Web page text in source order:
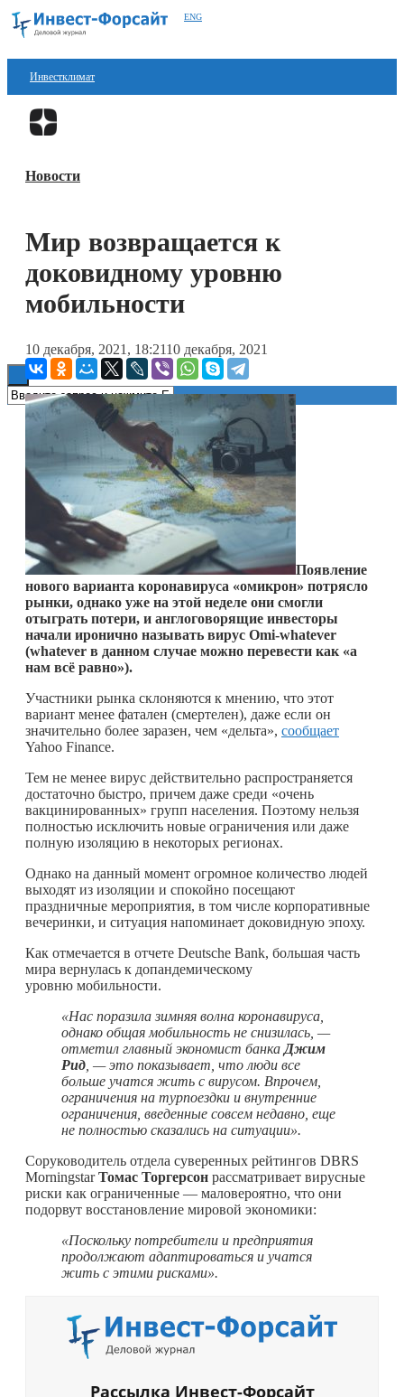
ENG
Инвестклимат
Финансы
Блокчейн
Технологии
Новости
Мир возвращается к
доковидному уровню
мобильности
10 декабря, 2021, 18:2110 декабря, 2021
Появление
нового варианта коронавируса «омикрон» потрясло
рынки, однако уже на этой неделе они смогли
отыграть потери, и англоговорящие инвесторы
начали иронично называть вирус Omi-whatever
(whatever в данном случае можно перевести как «а
нам всё равно»).
Участники рынка склоняются к мнению, что этот
вариант менее фатален (смертелен), даже если он
значительно более заразен, чем «дельта», сообщает
Yahoo Finance.
Тем не менее вирус действительно распространяется
достаточно быстро, причем даже среди «очень
вакцинированных» групп населения. Поэтому нельзя
полностью исключить новые ограничения или даже
полную изоляцию в некоторых регионах.
Однако на данный момент огромное количество людей
выходят из изоляции и спокойно посещают
праздничные мероприятия, в том числе корпоративные
вечеринки, и ситуация напоминает доковидную эпоху.
Как отмечается в отчете Deutsche Bank, большая часть
мира вернулась к допандемическому
уровню мобильности.
«Нас поразила зимняя волна коронавируса,
однако общая мобильность не снизилась, —
отметил главный экономист банка Джим
Рид , — это показывает, что люди все
больше учатся жить с вирусом. Впрочем,
ограничения на турпоездки и внутренние
ограничения, введенные совсем недавно, еще
не полностью сказались на ситуации».
Соруководитель отдела суверенных рейтингов DBRS
MorningstarТомас Торгерсон рассматривает вирусные
риски как ограниченные — маловероятно, что они
подорвут восстановление мировой экономики:
«Поскольку потребители и предприятия
продолжают адаптироваться и учатся
жить с этими рисками».
Рассылка Инвест-Форсайт